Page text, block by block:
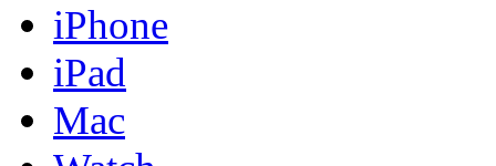
iPhone
iPad
Mac